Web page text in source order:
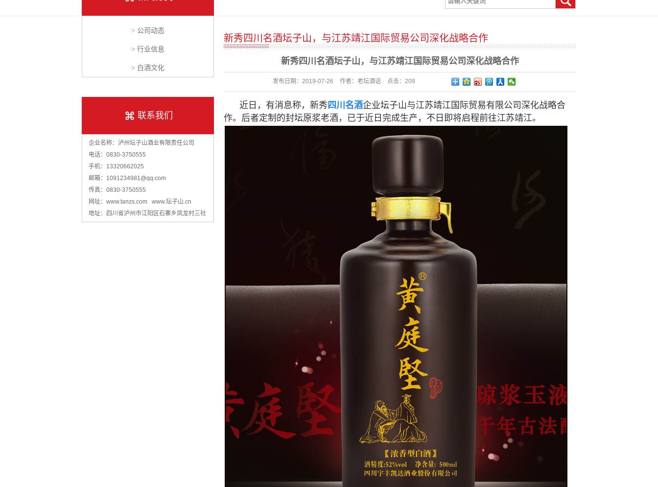
> 公司动态
> 行业信息
> 白酒文化
联系我们
企业名称：泸州坛子山酒业有限责任公司
电话：0830-3750555
手机：13320662025
邮箱：1091234981@qq.com
传真：0830-3750555
网址：www.tanzs.com www.坛子山.cn
地址：四川省泸州市江阳区石寨乡凤龙村三社
新秀四川名酒坛子山，与江苏靖江国际贸易公司深化战略合作
新秀四川名酒坛子山，与江苏靖江国际贸易公司深化战略合作
发布日期： 2019-07-26 作者： 老坛酒话 点击： 209
近日，有消息称，新秀 四川 名酒企业坛子山与江苏靖江国际贸易有限公司深化战略合
作。后者定制的封坛原浆老酒，已于近日完成生产，不日即将启程前往江苏靖江。